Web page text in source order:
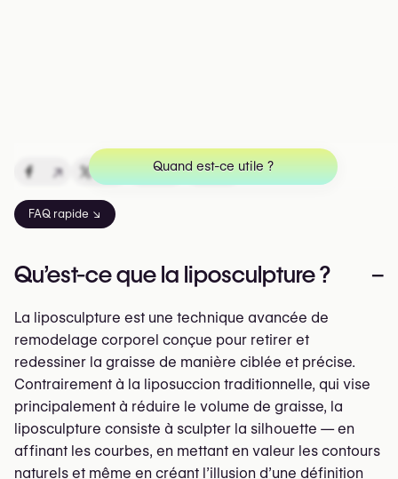
FAQ rapide ↘
↗ ↗ ↗ ↗
Qu’est-ce que la liposculpture ? –
La liposculpture est une technique avancée de
remodelage corporel conçue pour retirer et
redessiner la graisse de manière ciblée et précise.
Contrairement à la liposuccion traditionnelle, qui vise
principalement à réduire le volume de graisse, la
liposculpture consiste à sculpter la silhouette — en
affinant les courbes, en mettant en valeur les contours
naturels et même en créant l’illusion d’une définition
Quand est-ce utile ?